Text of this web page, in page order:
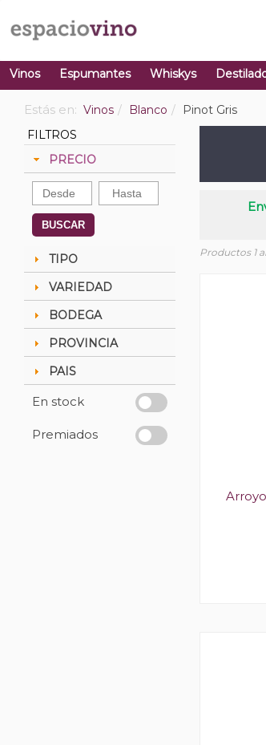
Vinos Espumantes Whiskys
Estás en: Vinos Blanco
Pinot Gris
FILTROS
PRECIO
BUSCAR
TIPO
VARIEDAD
BODEGA
PROVINCIA
PAIS
En stock
Premiados
Productos 1